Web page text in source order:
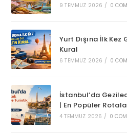
9 TEMMUZ 2026 / 0
Yurt Dışına İlk
Kural
6 TEMMUZ 2026 / 0
İstanbul’da
| En Popüler
4 TEMMUZ 2026 / 0